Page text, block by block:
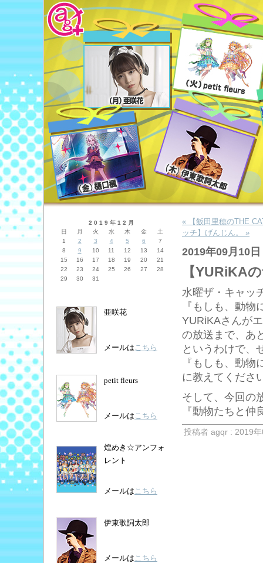
2019年12月
日
月 火 水 木 金
土
1
2 3 4 5 6
7
8
9 10 11 12 13
14
15
16 17 18 19 20
21
22
23 24 25 26 27
28
29
30 31
亜咲花
メールはこちら
petit fleurs
メールはこちら
煌めき☆アンフォ
レント
メールはこちら
伊東歌詞太郎
メールはこちら
« 【飯田里穂のTHE
ッチ】げんじん。 »
2019年09月10日
【YURiKA
水曜ザ・キャッ
『もしも、動
YURiKAさんが
の放送まで、あ
というわけで、
『もしも、動
に教えてくださ
そして、今回の
『動物たちと
投稿者 agqr : 2019